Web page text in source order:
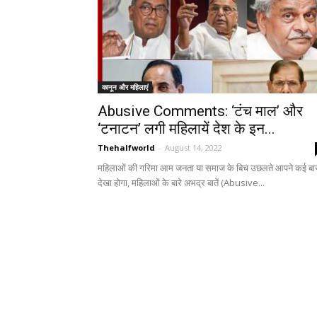
कानून और महिलाएं
Abusive Comments: ‘टंच माल’ और
‘टनाटन’ लगी महिलायें देश के इन...
Thehalfworld - August 14, 2022
महिलाओं की गरिमा आम जनता या समाज के बिच उछलते आपने कई
देखा होगा, महिलाओं के बारे अभद्र बातें (Abusive...